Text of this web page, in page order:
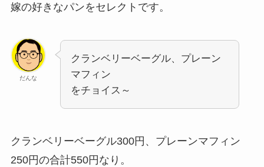
嫁の好きなパンをセレクトです。
だんな
クランベリーベーグル、プレーン
マフィン
をチョイス～
クランベリーベーグル300円、プレーンマフィン
250円の合計550円なり。